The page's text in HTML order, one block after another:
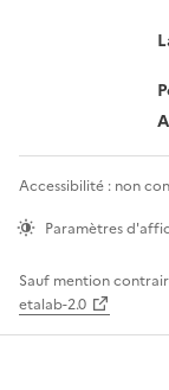
Accessibilité : non
Paramètres
Sauf mention
etalab-2.0